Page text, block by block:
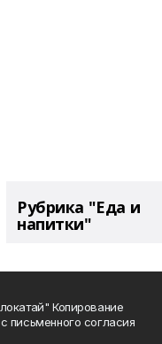
Рубрика "Еда и
напитки"
Копирование
письменного согласия